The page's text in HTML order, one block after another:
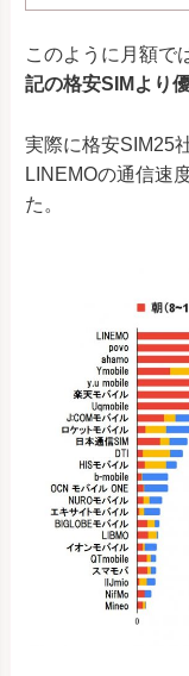
このように月額で
記の格安SIMより
実際に格安SIM25
LINEMOの通信速
た。